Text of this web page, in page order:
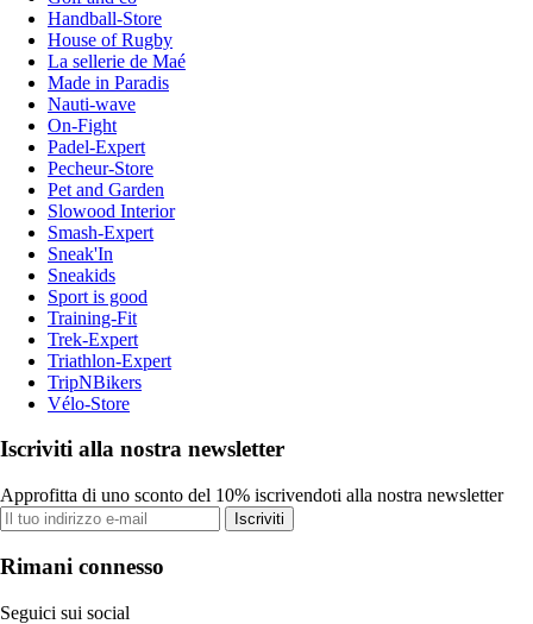
Handball-Store
House of Rugby
La sellerie de Maé
Made in Paradis
Nauti-wave
On-Fight
Padel-Expert
Pecheur-Store
Pet and Garden
Slowood Interior
Smash-Expert
Sneak'In
Sneakids
Sport is good
Training-Fit
Trek-Expert
Triathlon-Expert
TripNBikers
Vélo-Store
Iscriviti alla nostra newsletter
Approfitta di uno sconto del 10% iscrivendoti alla nostra newsletter
Iscriviti
Rimani connesso
Seguici sui social